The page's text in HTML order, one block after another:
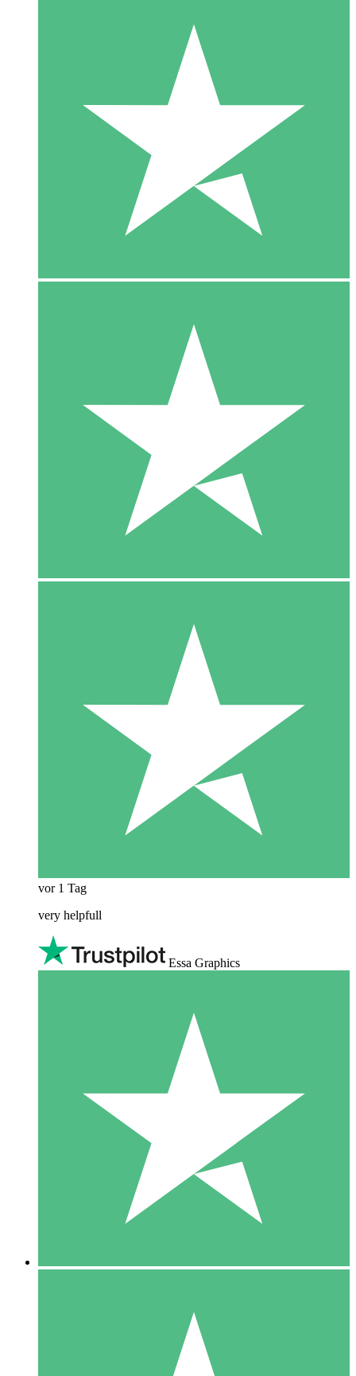
vor 1 Tag
very helpfull
Essa Graphics